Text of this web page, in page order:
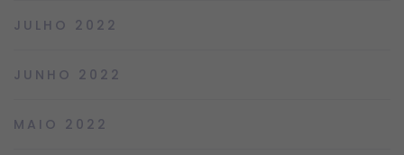
JULHO 2022
JUNHO 2022
MAIO 2022